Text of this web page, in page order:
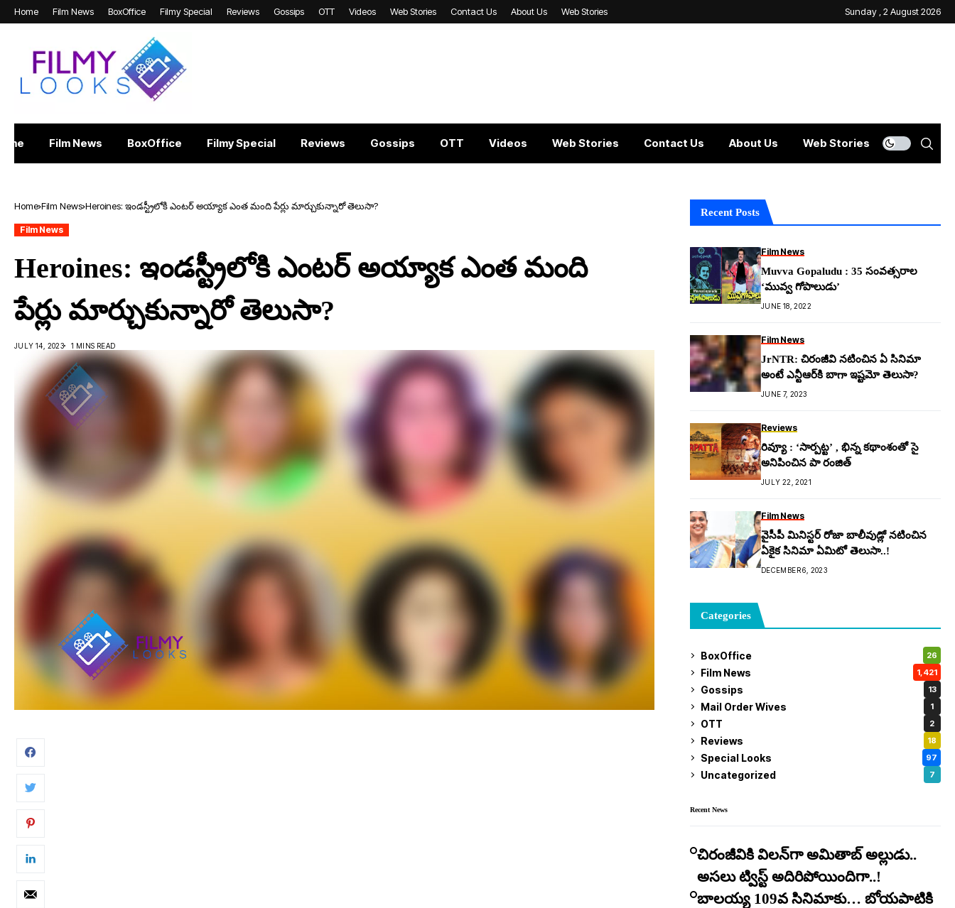
Home Film News BoxOffice Filmy Special Reviews Gossips OTT Videos Web Stories Contact Us About Us Web Stories Sunday , 2 August 2026
Film News BoxOffice Filmy Special Reviews Gossips OTT Videos Web Stories Contact Us About Us Web Stories
Home Film News Heroines: ఇండస్ట్రీలోకి ఎంటర్ అయ్యాక ఎంత మంది పేర్లు మార్చుకున్నారో తెలుసా?
Film News
Heroines: ఇండస్ట్రీలోకి ఎంటర్ అయ్యాక ఎంత మంది
పేర్లు మార్చుకున్నారో తెలుసా?
JULY 14, 2023 1 MINS READ
Recent Posts
Film News
Muvva Gopaludu : 35 సంవత్సరాల
‘మువ్వ గోపాలుడు’
JUNE 18, 2022
Film News
JrNTR: చిరంజీవి న‌టించిన ఏ సినిమా
అంటే ఎన్టీఆర్‌కి బాగా ఇష్ట‌మో తెలుసా?
JUNE 7, 2023
Reviews
రివ్యూ : ‘సార్పట్ట’ , భిన్న కథాంశంతో సై
అనిపించిన పా రంజిత్
JULY 22, 2021
Film News
వైసీపీ మినిస్టర్ రోజా బాలీవుడ్లో నటించిన
ఏకైక సినిమా ఏమిటో తెలుసా..!
DECEMBER 6, 2023
Categories
BoxOffice 26
Film News 1,421
Gossips 13
Mail Order Wives 1
OTT 2
Reviews 18
Special Looks 97
Uncategorized 7
Recent News
చిరంజీవికి విలన్‌గా అమితాబ్ అల్లుడు..
అసలు ట్విస్ట్ అదిరిపోయిందిగా..!
బాలయ్య 109వ సినిమాకు… బోయపాటికి